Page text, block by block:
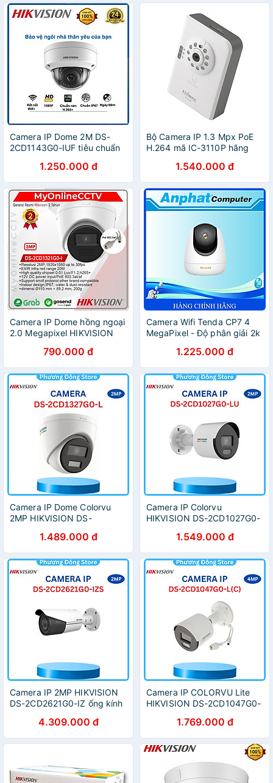
Camera IP Dome 2M DS-
2CD1143G0-IUF tiêu chuẩn
chính hãng1.250.000 đ
Bộ Camera IP 1.3 Mpx PoE
H.264 mã IC-3110P hãng
1.540.000 đ
Camera IP Dome hồng ngoại
2.0 Megapixel HIKVISION
HÀNG CHÍNH HÃNG
790.000 đ
Camera Wifi Tenda CP7 4
MegaPixel - Độ phân giải 2k
1.225.000 đ
Camera IP Dome Colorvu
2MP HIKVISION DS-
1.489.000 đ
Camera IP Colorvu
HIKVISION DS-2CD1027G0-
sắc 24/7 - Hàng chính hãng
1.549.000 đ
Camera IP 2MP HIKVISION
DS-2CD2621G0-IZ ống kính
- Hàng chính hãng
4.309.000 đ
Camera IP COLORVU Lite
HIKVISION DS-2CD1047G0-
trợ đèn trợ sáng 30m - Hàng
chính hãng
1.769.000 đ